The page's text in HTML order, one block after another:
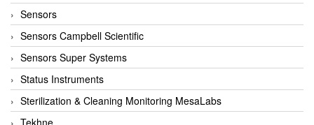
Calectro
Campbell Scientific
Canneed Vietnam
Cantoni
CAPS
CAREL Parts
Sensors
Sensors Campbell Scientific
Sensors Super Systems
Status Instruments
Sterilization & Cleaning Monitoring MesaLabs
Tekhne